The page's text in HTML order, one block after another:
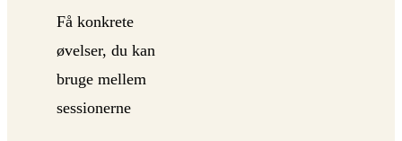
Få konkrete
øvelser, du kan
bruge mellem
sessionerne